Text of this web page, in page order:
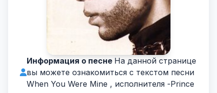
Информация о песне На данной странице
вы можете ознакомиться с текстом песни
When You Were Mine , исполнителя -Prince